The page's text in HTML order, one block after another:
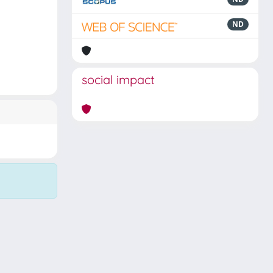
ND
social impact